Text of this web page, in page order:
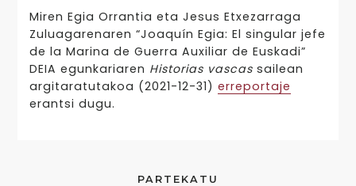
Miren Egia Orrantia eta Jesus Etxezarraga
Zuluagarenaren “Joaquín Egia: El singular jefe
de la Marina de Guerra Auxiliar de Euskadi”
DEIA egunkariaren Historias vascassailean
argitaratutakoa (2021-12-31) erreportaje
erantsi dugu.
PARTEKATU